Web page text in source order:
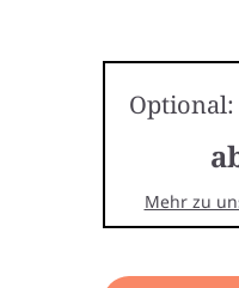
Mehr zu